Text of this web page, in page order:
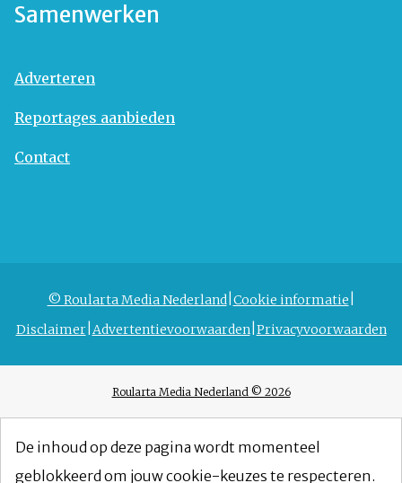
Samenwerken
Adverteren
Reportages aanbieden
Contact
© Roularta Media Nederland Cookie informatie
Disclaimer Advertentievoorwaarden Privacyvoorwaarden
Roularta Media Nederland © 2026
De inhoud op deze pagina wordt momenteel
geblokkeerd om jouw cookie-keuzes te respecteren.